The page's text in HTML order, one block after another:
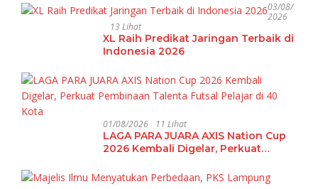
03/08/
2026
13 Lihat
XL Raih Predikat Jaringan Terbaik di
Indonesia 2026
01/08/2026 11 Lihat
LAGA PARA JUARA AXIS Nation Cup
2026 Kembali Digelar, Perkuat
40 Kota